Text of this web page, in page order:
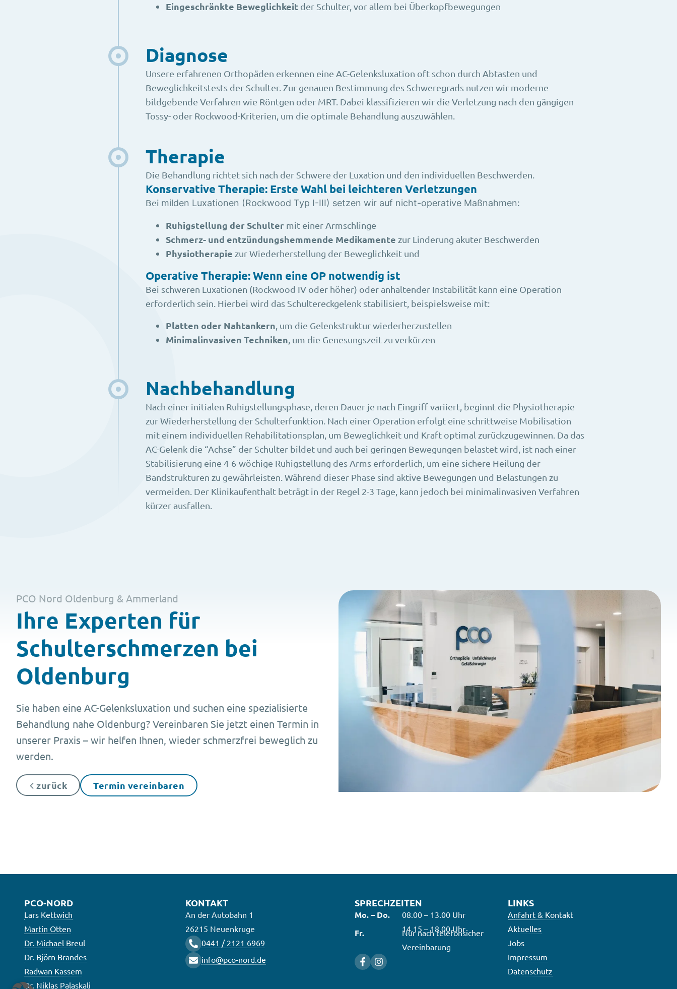
Eingeschränkte Beweglichkeitder Schulter, vor allem bei Überkopfbewegungen
Diagnose
Unsere erfahrenen Orthopäden erkennen eine AC-Gelenksluxation oft schon durch Abtasten und
Beweglichkeitstests der Schulter. Zur genauen Bestimmung des Schweregrads nutzen wir moderne
bildgebende Verfahren wie Röntgen oder MRT. Dabei klassifizieren wir die Verletzung nach den gängigen
Tossy- oder Rockwood-Kriterien, um die optimale Behandlung auszuwählen.
Therapie​
Die Behandlung richtet sich nach der Schwere der Luxation und den individuellen Beschwerden.
Konservative Therapie: Erste Wahl bei leichteren Verletzungen
Bei milden Luxationen (Rockwood Typ I-III) setzen wir auf nicht-operative Maßnahmen:
Ruhigstellung der Schultermit einer Armschlinge
Schmerz- und entzündungshemmende Medikamente zur Linderung akuter Beschwerden
Physiotherapie zur Wiederherstellung der Beweglichkeit und
Operative Therapie: Wenn eine OP notwendig ist
Bei schweren Luxationen (Rockwood IV oder höher) oder anhaltender Instabilität kann eine Operation
erforderlich sein. Hierbei wird das Schultereckgelenk stabilisiert, beispielsweise mit:
Platten oder Nahtankern, um die Gelenkstruktur wiederherzustellen
Minimalinvasiven Techniken, um die Genesungszeit zu verkürzen
Nachbehandlung
Nach einer initialen Ruhigstellungsphase, deren Dauer je nach Eingriff variiert, beginnt die Physiotherapie
zur Wiederherstellung der Schulterfunktion. Nach einer Operation erfolgt eine schrittweise Mobilisation
mit einem individuellen Rehabilitationsplan, um Beweglichkeit und Kraft optimal zurückzugewinnen. Da das
AC-Gelenk die “Achse” der Schulter bildet und auch bei geringen Bewegungen belastet wird, ist nach einer
Stabilisierung eine 4-6-wöchige Ruhigstellung des Arms erforderlich, um eine sichere Heilung der
Bandstrukturen zu gewährleisten. Während dieser Phase sind aktive Bewegungen und Belastungen zu
vermeiden. Der Klinikaufenthalt beträgt in der Regel 2-3 Tage, kann jedoch bei minimalinvasiven Verfahren
kürzer ausfallen.
PCO Nord Oldenburg & Ammerland
Ihre Experten für
Schulterschmerzen bei
Oldenburg
Sie haben eine AC-Gelenksluxation und suchen eine spezialisierte
Behandlung nahe Oldenburg? Vereinbaren Sie jetzt einen Termin in
unserer Praxis – wir helfen Ihnen, wieder schmerzfrei beweglich zu
werden.
zurück Termin vereinbaren
PCO-NORD
Lars Kettwich
Martin Otten
Dr. Michael Breul
Dr. Björn Brandes
Radwan Kassem
Dr. Niklas Palaskali
KONTAKT
An der Autobahn 1
26215 Neuenkruge
0441 / 2121 6969
info@pco-nord.de
SPRECHZEITEN
Mo. – Do.
08.00 – 13.00 Uhr
14.15 – 18.00 Uhr
Fr.
Nur nach telefonsicher
Vereinbarung
LINKS
Anfahrt & Kontakt
Aktuelles
Jobs
Impressum
Datenschutz